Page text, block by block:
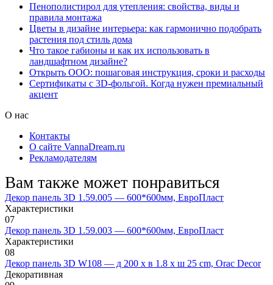
Пенополистирол для утепления: свойства, виды и
правила монтажа
Цветы в дизайне интерьера: как гармонично подобрать
растения под стиль дома
Что такое габионы и как их использовать в
ландшафтном дизайне?
Открыть ООО: пошаговая инструкция, сроки и расходы
Сертификаты с 3D-фольгой. Когда нужен премиальный
акцент
О нас
Контакты
О сайте VannaDream.ru
Рекламодателям
Вам также может понравиться
Декор панель 3D 1.59.005 — 600*600мм, ЕвроПласт
Характеристики
07
Декор панель 3D 1.59.003 — 600*600мм, ЕвроПласт
Характеристики
08
Декор панель 3D W108 — д 200 x в 1.8 x ш 25 cm, Orac Decor
Декоративная